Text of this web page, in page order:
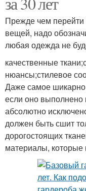
Прежде чем
вещей, надо
любая одежда не
качественные
нюансы;стилевое
Даже самое шикарно
если оно выполнено
абсолютно
должен быть сшит
дорогостоящих
материалы,